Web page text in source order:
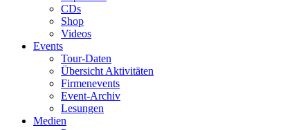
CDs
Shop
Videos
Events
Tour-Daten
Übersicht Aktivitäten
Firmenevents
Event-Archiv
Lesungen
Medien